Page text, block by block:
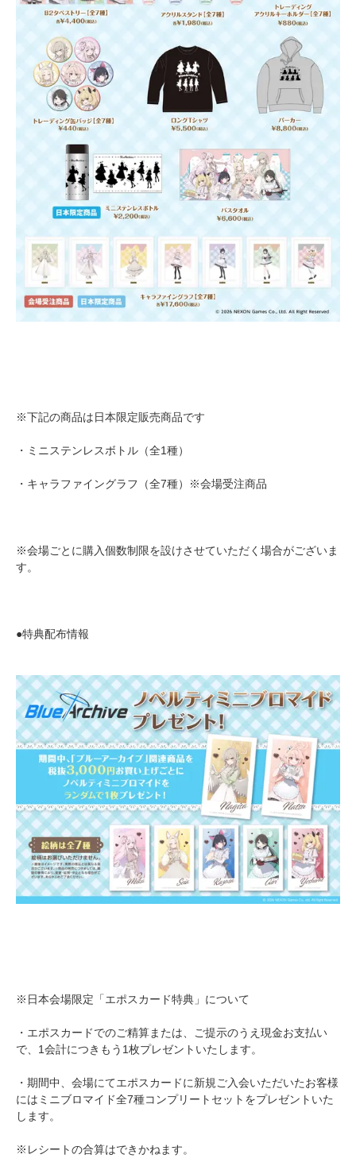
※下記の商品は日本限定販売商品です
・ミニステンレスボトル（全1種）
・キャラファイングラフ（全7種）※会場受注商品
※会場ごとに購入個数制限を設けさせていただく場合がございま
す。
●特典配布情報
※日本会場限定「エポスカード特典」について
・エポスカードでのご精算または、ご提示のうえ現金お支払い
で、1会計につきもう1枚プレゼントいたします。
・期間中、会場にてエポスカードに新規ご入会いただいたお客様
にはミニブロマイド全7種コンプリートセットをプレゼントいた
します。
※レシートの合算はできかねます。